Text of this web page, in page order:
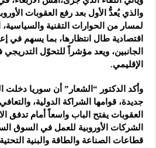
والذي يُعدُّ الأول بعد رفع العقوبات
لمسار من الحوارات التقنية
اقتصادية طال انتظارها، بما يسهم في
الجانبين، ويعد مؤشراً للتحوّل
الإقليمي.
وأكد الدكتور “الشعار” أن سوريا دخلت
جديدة، قوامها الشراكة الدولية،
العقوبات يفتح الباب واسعاً أمام تدفق
الشركات الأوروبية للعمل في السوق
قطاعات الصناعة والطاقة والبنية